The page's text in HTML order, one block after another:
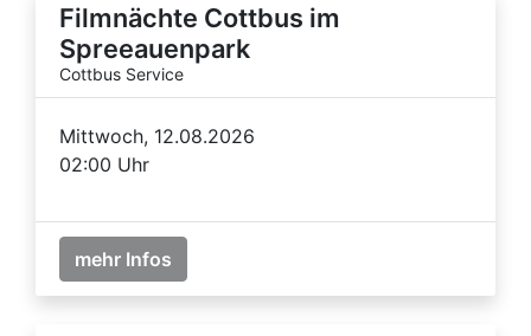
Filmnächte Cottbus im
Spreeauenpark
Cottbus Service
Mittwoch, 12.08.2026
02:00 Uhr
mehr Infos